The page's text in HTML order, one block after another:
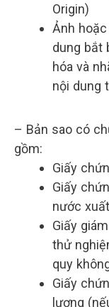
Origin)
Ảnh
dung bắt
hóa và
nội dung
– Bản sao có
gồm:
Giấy
Giấy
nước
Giấy
thử
quy
Giấy
lượng